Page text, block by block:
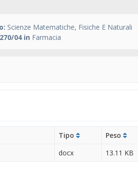
Scienze Matematiche, Fisiche E Naturali
04 in Farmacia
Tipo Peso
docx 13.11 KB